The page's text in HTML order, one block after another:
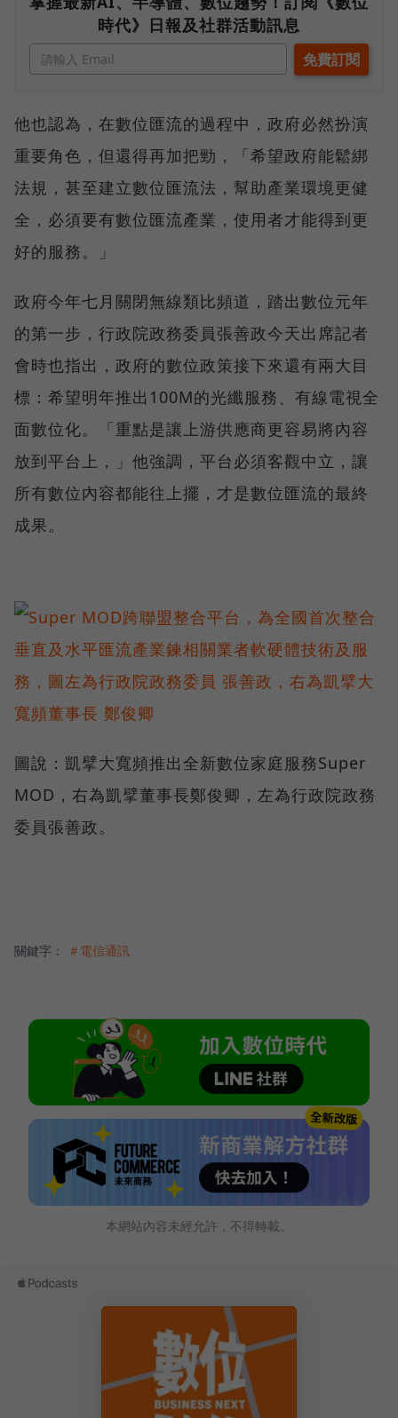
時代》日報及社群活動訊息
他也認為，在數位匯流的過程中，政府必然扮演
重要角色，但還得再加把勁，「希望政府能鬆綁
法規，甚至建立數位匯流法，幫助產業環境更健
全，必須要有數位匯流產業，使用者才能得到更
好的服務。」
政府今年七月關閉無線類比頻道，踏出數位元年
的第一步，行政院政務委員張善政今天出席記者
會時也指出，政府的數位政策接下來還有兩大目
標：希望明年推出100M的光纖服務、有線電視全
面數位化。「重點是讓上游供應商更容易將內容
放到平台上，」他強調，平台必須客觀中立，讓
所有數位內容都能往上擺，才是數位匯流的最終
成果。
圖說：凱擘大寬頻推出全新數位家庭服務Super
MOD，右為凱擘董事長鄭俊卿，左為行政院政務
委員張善政。
關鍵字： ＃電信通訊
本網站內容未經允許，不得轉載。